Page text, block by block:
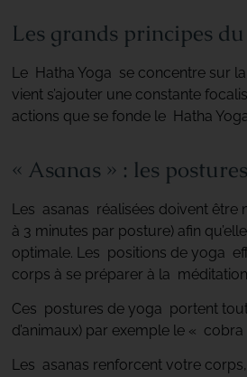
Les grands principes
Le Hatha Yoga se concentre sur
vient s’ajouter une constante
actions que se fonde le Hatha
« Asanas » : les postures
Les asanas réalisées doivent être
à 3 minutes par posture) afin
optimale. Les positions de yoga
corps à se préparer à la
Ces postures de yoga portent
d’animaux) par exemple le «
Les asanas renforcent votre